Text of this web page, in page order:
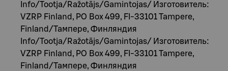
Info/Tootja/Ražotājs/Gamintojas/ Изготовитель:
VZRP Finland, PO Box 499, FI-33101 Tampere,
Finland/Тампере, Финляндия
Info/Tootja/Ražotājs/Gamintojas/ Изготовитель:
VZRP Finland, PO Box 499, FI-33101 Tampere,
Finland/Тампере, Финляндия